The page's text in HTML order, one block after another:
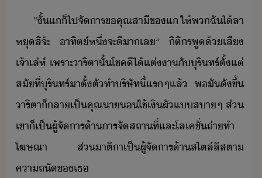
“​ั้​แ​็​ไป​จัาร​ข​คุณ​สาี​ข​แ​ ​ให้​พ​ฉั​ไ้​ลา​
หุ​สิ​จ้ะ​ ​าทิต์​หึ่​จะ​ีา​เล​”​ ​ิติร​พู​้​เสี​
เจ้าเล่ห์​ ​เพราะ​าริ​ตาั​้​โชคี​ไ้​แต่า​ั​ุริทร์​ตั้แต่​
สั​ที่​ุริทร์​าตั​้​ตั​ทำ​ริษัท​ี้​แร​ๆ​แล้​ ​พ​ั​ั​ขึ้​
าริ​ตา​็​ลาเป็​คุณา​​ใช้​เิ​ผั​แ​สา​ๆ​ ​ส่​
เขา​็​เป็​ผู้จัาร​้า​าร​จั​สถาที่​และ​โล​เค​ชั่​ถ่าทำ​
โฆษณา​ ​ส่​าติ​า​เป็​ผู้จัาร​้า​สไตล์​ลิส​ตา​
คาถั​ข​เธ